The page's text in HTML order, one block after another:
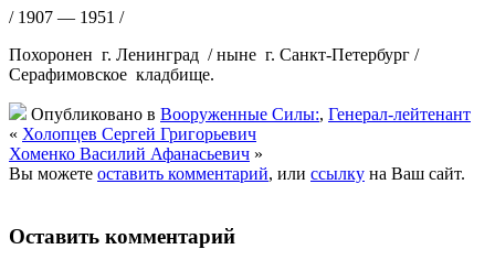
/ 1907 — 1951 /
Похоронен г. Ленинград / ныне г. Санкт-Петербург /
Серафимовское кладбище.
Опубликовано в Вооруженные Силы:, Генерал-лейтенант
« Холопцев Сергей Григорьевич
Хоменко Василий Афанасьевич »
Вы можете оставить комментарий, или ссылку на Ваш сайт.
Оставить комментарий